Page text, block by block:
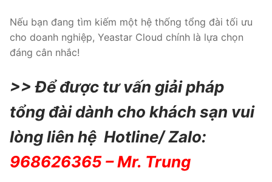
Nếu bạn đang tìm kiếm một hệ thống tổng đài tối ưu
cho doanh nghiệp, Yeastar Cloud chính là lựa chọn
đáng cân nhắc!
>> Để được tư vấn giải pháp
tổng đài dành cho khách sạn vui
lòng liên hệ Hotline/ Zalo:
968626365– Mr. Trung